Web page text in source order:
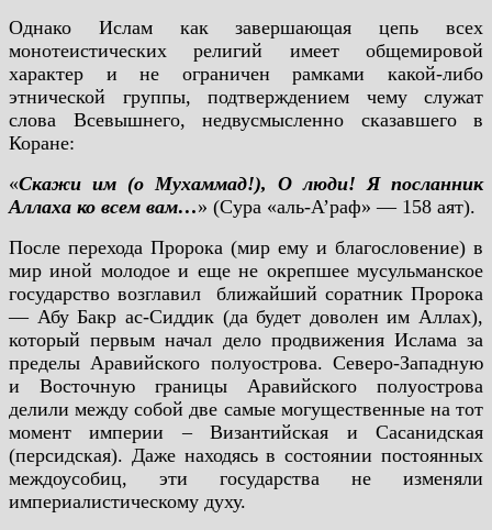
Однако Ислам как завершающая цепь всех
монотеистических религий имеет общемировой
характер и не ограничен рамками какой-либо
этнической группы, подтверждением чему служат
слова Всевышнего, недвусмысленно сказавшего в
Коране:
«Скажи им (о Мухаммад!), О люди! Я посланник
Аллаха ко всем вам…» (Сура «аль-А’раф» — 158 аят).
После перехода Пророка (мир ему и благословение) в
мир иной молодое и еще не окрепшее мусульманское
государство возглавил ближайший соратник Пророка
— Абу Бакр ас-Сиддик (да будет доволен им Аллах),
который первым начал дело продвижения Ислама за
пределы Аравийского полуострова. Северо-Западную
и Восточную границы Аравийского полуострова
делили между собой две самые могущественные на тот
момент империи – Византийская и Сасанидская
(персидская). Даже находясь в состоянии постоянных
междоусобиц, эти государства не изменяли
империалистическому духу.